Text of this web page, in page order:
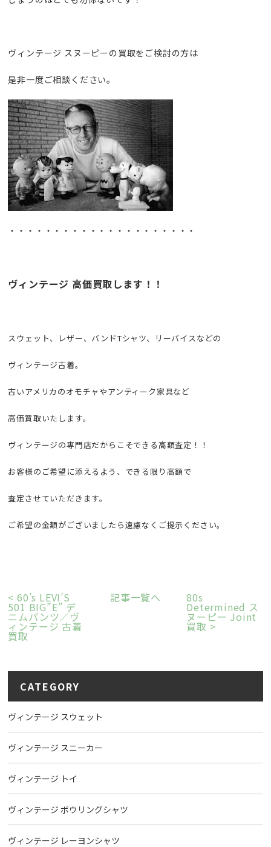
ヴィンテージ スヌーピーの買取をご検討の方は
是非一度ご相談ください。
・・・・・・・・・・・・・・・・・・・・・
ヴィンテージ 高価買取します！！
スウェット、レザー、バンドTシャツ、リーバイスなどの
ヴィンテージ古着。
古いアメリカのオモチャやアンティーク家具など
高価買取いたします。
ヴィンテージの専門店だからこそできる高額査定！！
お客様のご希望に添えるよう、できる限り高額で
査定させていただきます。
ご希望の金額がございましたら遠慮なくご提示ください。
<60’s LEVI’S
501 BIG”E” デ
ニムパンツ／ヴ
ィンテージ 古着
買取
記事一覧へ 80s
Determined ス
ヌーピー Joint
買取 >
CATEGORY
ヴィンテージ スウェット
ヴィンテージ スニーカー
ヴィンテージ トイ
ヴィンテージ ボウリングシャツ
ヴィンテージ レーヨンシャツ